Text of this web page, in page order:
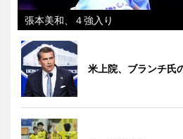
張本美和、４強入り
米上院、ブランチ氏